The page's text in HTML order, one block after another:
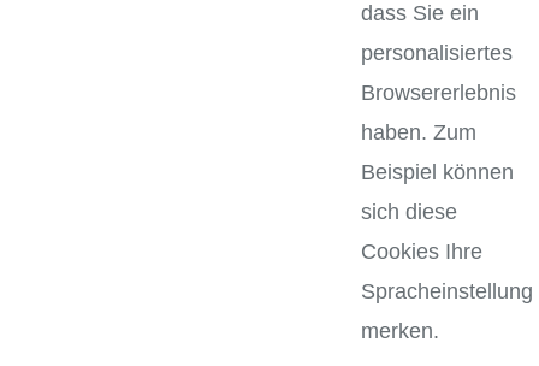
dass Sie ein
personalisiertes
Browsererlebnis
haben. Zum
Beispiel können
sich diese
Cookies Ihre
Spracheinstellung
merken.